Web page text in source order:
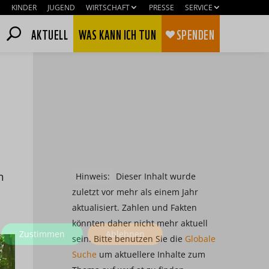
KINDER JUGEND WIRTSCHAFT PRESSE SERVICE
AKTUELL WAS KANN ICH TUN SPENDEN
Hinweis:
Dieser Inhalt wurde
zuletzt vor mehr als einem Jahr
aktualisiert. Zahlen und Fakten
könnten daher nicht mehr aktuell
sein. Bitte benutzen Sie die Globale
Suche um aktuellere Inhalte zum
Zustimmen Ablehnen